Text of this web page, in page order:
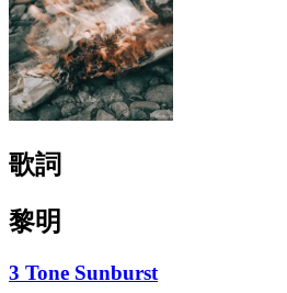
歌詞
黎明
3 Tone Sunburst